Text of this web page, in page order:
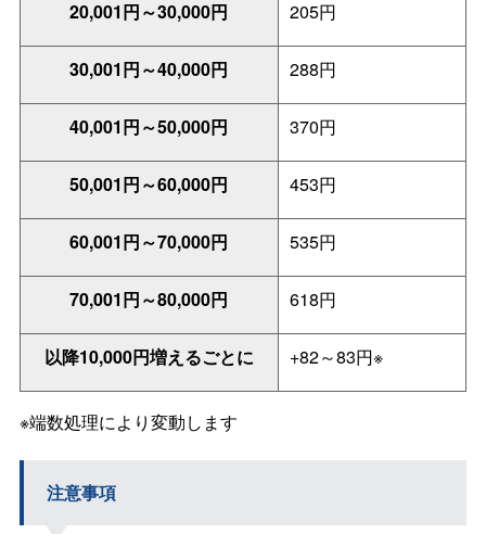
20,001円～30,000円 205円
30,001円～40,000円 288円
40,001円～50,000円 370円
50,001円～60,000円 453円
60,001円～70,000円 535円
70,001円～80,000円 618円
以降10,000円増えるごとに +82～83円※
※端数処理により変動します
注意事項